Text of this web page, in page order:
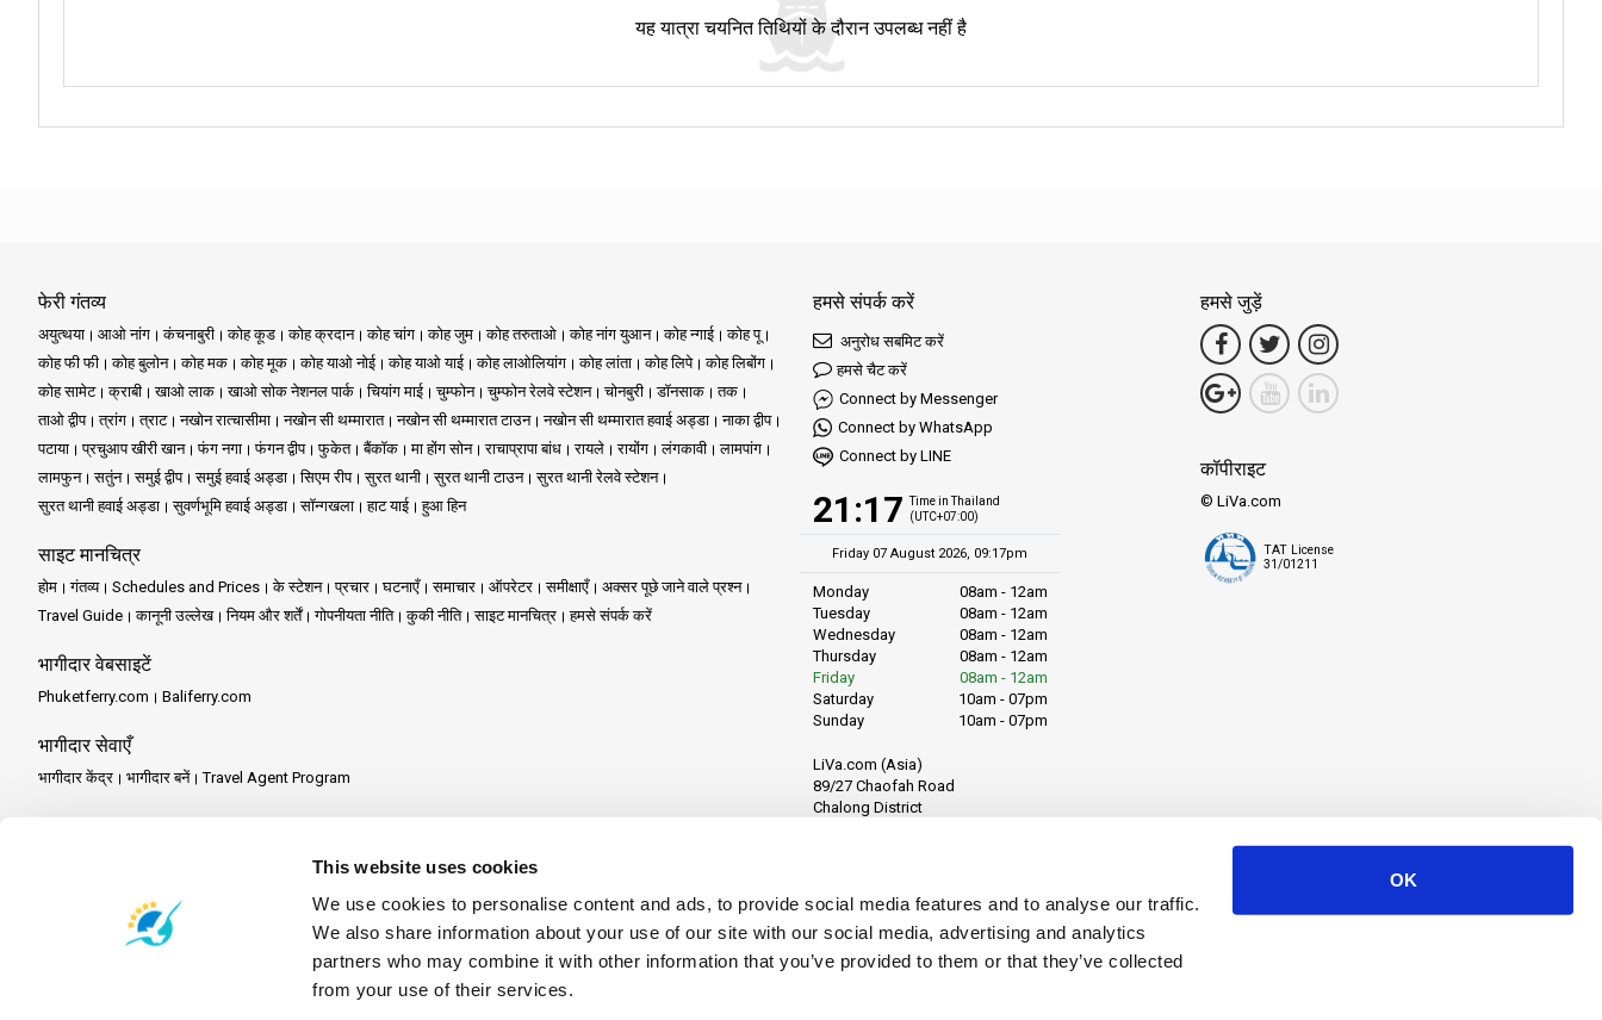
This website uses cookies
We use cookies to personalise content and ads, to provide social media features and to analyse our traffic.
We also share information about your use of our site with our social media, advertising and analytics
partners who may combine it with other information that you’ve provided to them or that they’ve collected
from your use of their services.
OK
यह यात्रा चयनित तिथियों के दौरान उपलब्ध नहीं है
फेरी गंतव्य
अयुत्थया आओ नांग कंचनाबुरी कोह कूड कोह क्रदान कोह चांग कोह जुम कोह तरुताओ कोह नांग युआन कोह न्गाई
कोह पू
कोह फी फी
कोह बुलोन कोह मक कोह मूक कोह याओ नोई कोह याओ याई कोह लाओलियांग कोह लांता कोह लिपे
कोह लिबोंग
कोह सामेट
क्राबी खाओ लाक खाओ सोक नेशनल पार्क चियांग माई चुम्फोन चुम्फोन रेलवे स्टेशन चोनबुरी डॉनसाक
तक
ताओ द्वीप
त्रांग त्राट नखोन रात्चासीमा नखोन सी थम्मारात नखोन सी थम्मारात टाउन नखोन सी थम्मारात हवाई अड्डा
नाका द्वीप
पटाया
प्रचुआप खीरी खान फंग नगा फंगन द्वीप फुकेत बैंकॉक मा होंग सोन राचाप्रापा बांध रायले रायोंग लंगकावी
लामपांग
लामफुन
सतुंन समुई द्वीप समुई हवाई अड्डा सिएम रीप सुरत थानी सुरत थानी टाउन
सुरत थानी रेलवे स्टेशन
सुरत थानी हवाई अड्डा
सुवर्णभूमि हवाई अड्डा सॉन्गखला हाट याई हुआ हिन
साइट मानचित्र
होम गंतव्य Schedules and Prices के स्टेशन प्रचार घटनाएँ समाचार ऑपरेटर समीक्षाएँ
अक्सर पूछे जाने वाले प्रश्न
Travel Guide
कानूनी उल्लेख नियम और शर्तें गोपनीयता नीति कुकी नीति साइट मानचित्र हमसे संपर्क करें
भागीदार वेबसाइटें
Phuketferry.com Baliferry.com
भागीदार सेवाएँ
भागीदार केंद्र भागीदार बनें Travel Agent Program
हमसे संपर्क करें
अनुरोध सबमिट करें
हमसे चैट करें
Connect by Messenger
Connect by WhatsApp
Connect by LINE
21:17 Time in Thailand
(UTC+07:00)
Friday 07 August 2026, 09:17pm
Monday
08am - 12am
Tuesday
08am - 12am
Wednesday
08am - 12am
Thursday
08am - 12am
Friday
08am - 12am
Saturday
10am - 07pm
Sunday
10am - 07pm
LiVa.com (Asia)
89/27 Chaofah Road
Chalong District
हमसे जुड़ें
कॉपीराइट
© LiVa.com
TAT License
31/01211